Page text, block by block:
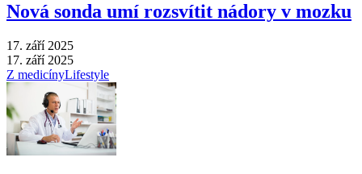
Nová sonda umí rozsvítit nádory v mozku
17. září 2025
17. září 2025
Z medicínyLifestyle